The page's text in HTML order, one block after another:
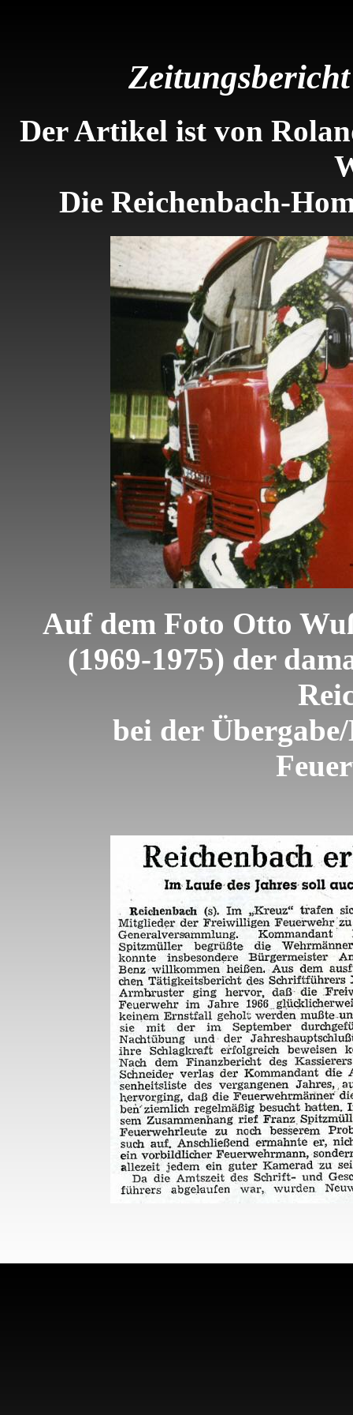
Der Artikel ist von
Die Reichenbach-
Auf dem Foto Otto
(1969-1975) der
bei der